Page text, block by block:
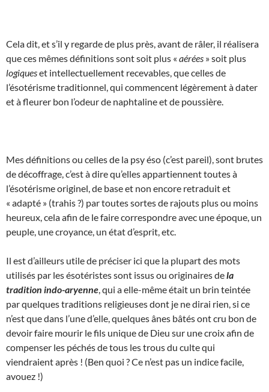
Cela dit, et s’il y regarde de plus près, avant de râler, il réalisera
que ces mêmes définitions sont soit plus « aérées » soit plus
logiqueset intellectuellement recevables, que celles de
l’ésotérisme traditionnel, qui commencent légèrement à dater
et à fleurer bon l’odeur de naphtaline et de poussière.
Mes définitions ou celles de la psy éso (c’est pareil), sont brutes
de décoffrage, c’est à dire qu’elles appartiennent toutes à
l’ésotérisme originel, de base et non encore retraduit et
« adapté » (trahis ?) par toutes sortes de rajouts plus ou moins
heureux, cela afin de le faire correspondre avec une époque, un
peuple, une croyance, un état d’esprit, etc.
Il est d’ailleurs utile de préciser ici que la plupart des mots
utilisés par les ésotéristes sont issus ou originaires dela
tradition indo-aryenne , qui a elle-même était un brin teintée
par quelques traditions religieuses dont je ne dirai rien, si ce
n’est que dans l’une d’elle, quelques ânes bâtés ont cru bon de
devoir faire mourir le fils unique de Dieu sur une croix afin de
compenser les péchés de tous les trous du culte qui
viendraient après ! (Ben quoi ? Ce n’est pas un indice facile,
avouez !)